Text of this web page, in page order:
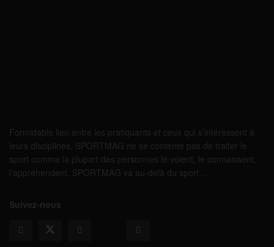
Formidable lien entre les pratiquants et ceux qui s’intéressent à
leurs disciplines, SPORTMAG ne se contente pas de traiter le
sport comme la plupart des personnes le voient, le connaissent,
l’appréhendent. SPORTMAG va au-delà du sport…
Suivez-nous